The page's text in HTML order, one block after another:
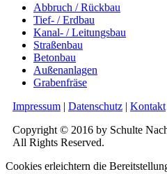
Abbruch / Rückbau
Tief- / Erdbau
Kanal- / Leitungsbau
Straßenbau
Betonbau
Außenanlagen
Grabenfräse
Impressum | Datenschutz | Kontakt
Copyright © 2016 by Schulte
All Rights Reserved.
Cookies erleichtern die